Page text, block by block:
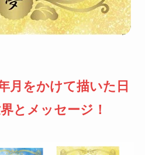
月をかけて描いた日
とメッセージ！